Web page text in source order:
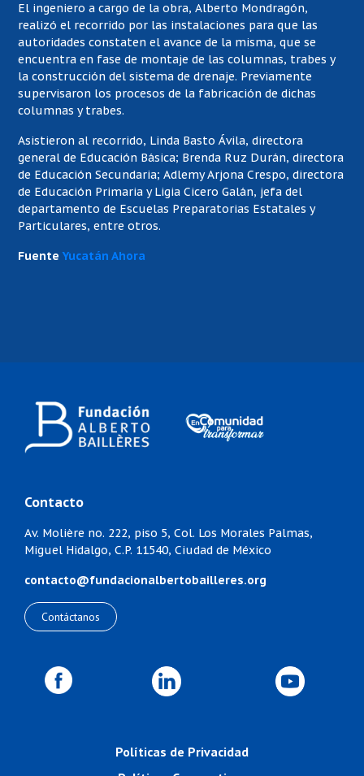
El ingeniero a cargo de la obra, Alberto Mondragón,
realizó el recorrido por las instalaciones para que las
autoridades constaten el avance de la misma, que se
encuentra en fase de montaje de las columnas, trabes y
la construcción del sistema de drenaje. Previamente
supervisaron los procesos de la fabricación de dichas
columnas y trabes.
Asistieron al recorrido, Linda Basto Ávila, directora
general de Educación Básica; Brenda Ruz Durán, directora
de Educación Secundaria; Adlemy Arjona Crespo, directora
de Educación Primaria y Ligia Cicero Galán, jefa del
departamento de Escuelas Preparatorias Estatales y
Particulares, entre otros.
FuenteYucatán Ahora
Contacto
Av. Molière no. 222, piso 5, Col. Los Morales Palmas,
Miguel Hidalgo, C.P. 11540, Ciudad de México
contacto@fundacionalbertobailleres.org
Contáctanos
Políticas de Privacidad